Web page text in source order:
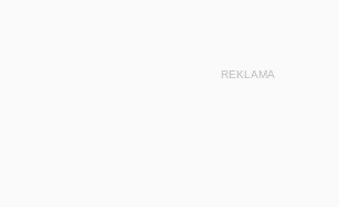
REKLAMA